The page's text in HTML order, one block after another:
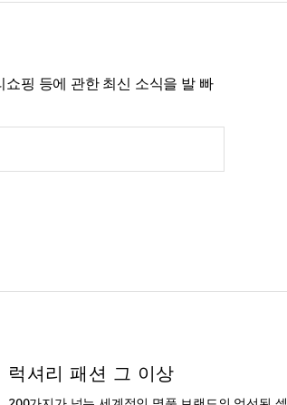
핑 등에 관한 최신 소식을 발 빠
럭셔리 패션 그 이상